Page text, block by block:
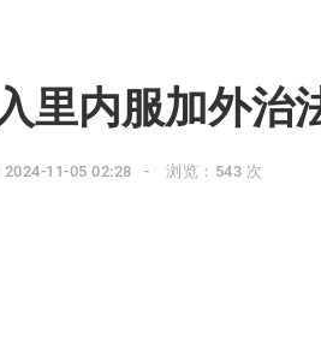
里内服加外治
2024-11-05 02:28 浏览：543 次